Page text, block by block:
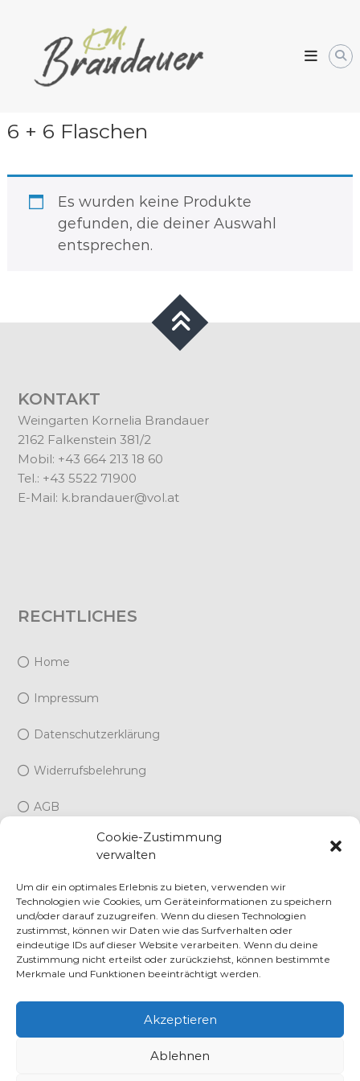
Cookie-Zustimmung
verwalten
Um dir ein optimales Erlebnis zu bieten, verwenden wir
Technologien wie Cookies, um Geräteinformationen zu speichern
und/oder darauf zuzugreifen. Wenn du diesen Technologien
zustimmst, können wir Daten wie das Surfverhalten oder
eindeutige IDs auf dieser Website verarbeiten. Wenn du deine
Zustimmung nicht erteilst oder zurückziehst, können bestimmte
Merkmale und Funktionen beeinträchtigt werden.
Akzeptieren
Ablehnen
content
Kornelia
Brandauer
6 + 6 Flaschen
Es wurden keine Produkte
gefunden, die deiner Auswahl
entsprechen.
KONTAKT
Weingarten Kornelia Brandauer
2162 Falkenstein 381/2
Mobil: +43 664 213 18 60
Tel.: +43 5522 71900
E-Mail: k.brandauer@vol.at
RECHTLICHES
Home
Impressum
Datenschutzerklärung
Widerrufsbelehrung
AGB
Cookie-Richtlinie (EU)
Copyright © 2026Weingarten Kornelia Brandauer
Home Impressum Datenschutzerklärung
Widerrufsbelehrung
Cookie-Richtlinie (EU)